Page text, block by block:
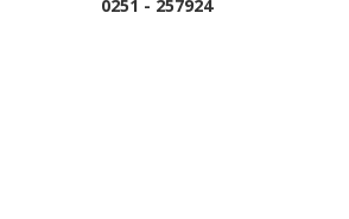
0251 - 257924